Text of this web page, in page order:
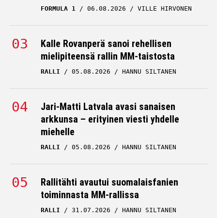
FORMULA 1 06.08.2026 VILLE HIRVONEN
Kalle Rovanperä sanoi rehellisen
mielipiteensä rallin MM-taistosta
RALLI 05.08.2026 HANNU SILTANEN
Jari-Matti Latvala avasi sanaisen
arkkunsa – erityinen viesti yhdelle
miehelle
RALLI 05.08.2026 HANNU SILTANEN
Rallitähti avautui suomalaisfanien
toiminnasta MM-rallissa
RALLI 31.07.2026 HANNU SILTANEN